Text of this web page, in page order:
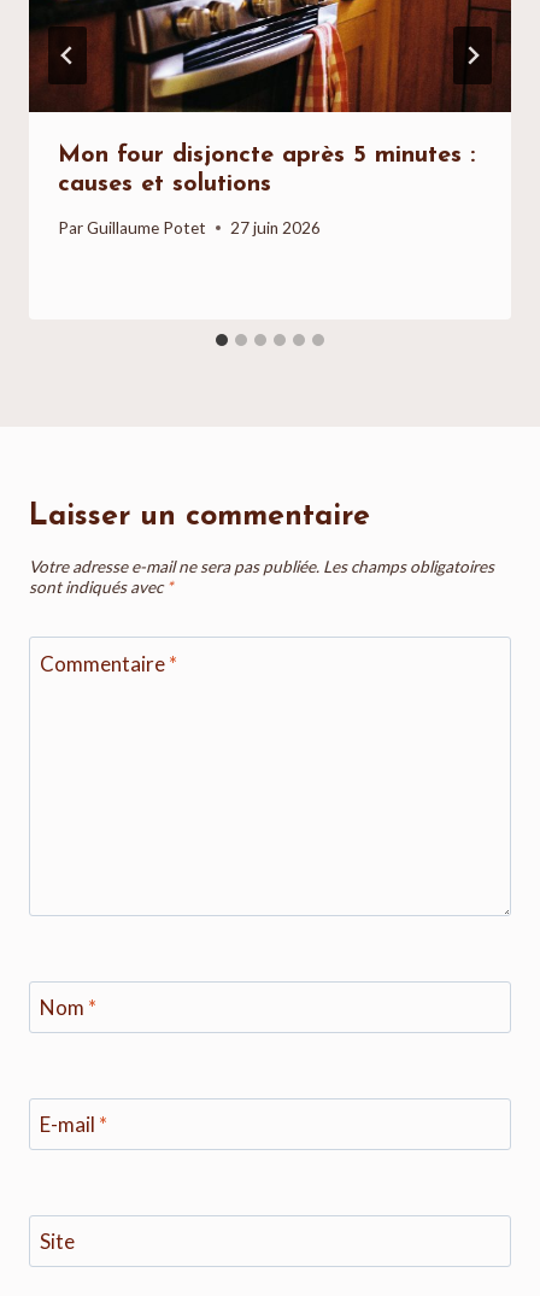
Mon four disjoncte après 5 minutes :
causes et solutions
ParGuillaume Potet 27 juin 2026
Laisser un commentaire
Votre adresse e-mail ne sera pas publiée. Les champs obligatoires
sont indiqués avec*
Commentaire*
Nom *
E-mail *
Site